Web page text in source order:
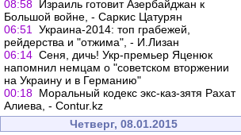
08:58 Израиль готовит Азербайджан к
Большой войне, - Саркис Цатурян
06:51
Украина-2014: топ грабежей,
рейдерства и "отжима", - И.Лизан
06:14 Сеня, дичь! Укр-премьер Яценюк
напомнил немцам о "советском вторжении
на Украину и в Германию"
00:18 Моральный кодекс экс-каз-зятя Рахат
Алиева, - Сontur.kz
Четверг, 08.01.2015